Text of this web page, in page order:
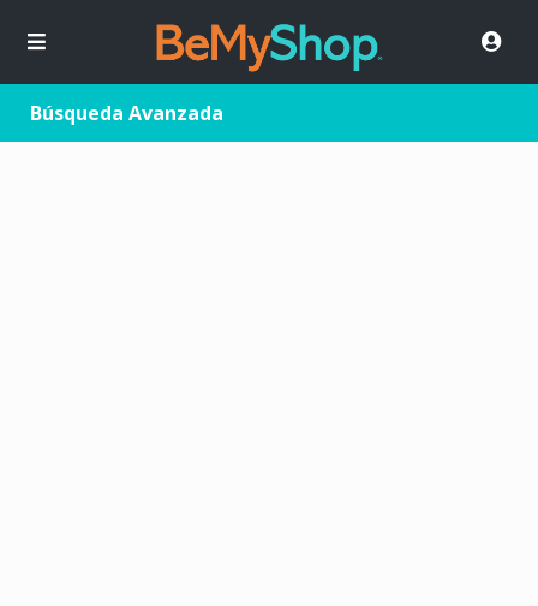
Búsqueda Avanzada